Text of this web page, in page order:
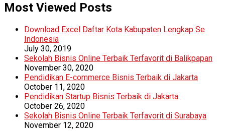
Most Viewed Posts
Download Excel Daftar Kota Kabupaten Lengkap Se
Indonesia
July 30, 2019
Sekolah Bisnis Online Terbaik Terfavorit di Balikpapan
November 30, 2020
Pendidikan E-commerce Bisnis Terbaik di Jakarta
October 11, 2020
Pendidikan Startup Bisnis Terbaik di Jakarta
October 26, 2020
Sekolah Bisnis Online Terbaik Terfavorit di Surabaya
November 12, 2020